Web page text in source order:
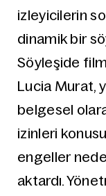
izleyicilerin
dinamik bir
Söyleşide
Lucia Murat,
belgesel
izinleri
engeller
aktardı.